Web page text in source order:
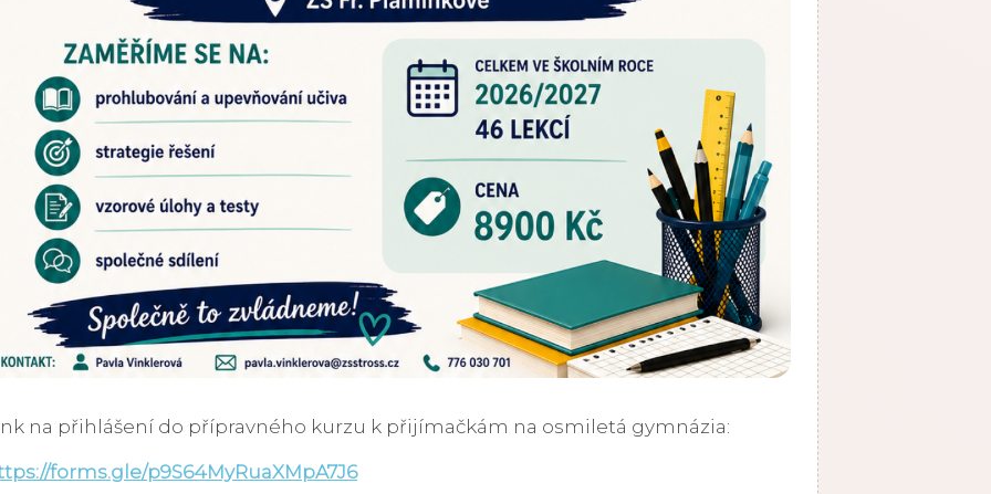
na přihlášení do přípravného kurzu k přijímačkám na osmiletá gymnázia:
forms.gle/p9S64MyRuaXMpA7J6